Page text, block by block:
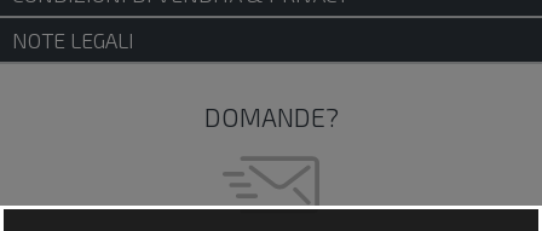
interconnessione
controllo eassistenza da remoto;
La digitalizzazione rende la macchina più
semplice da controllare e aiuta l'azienda a
NOTE LEGALI
DOMANDE?